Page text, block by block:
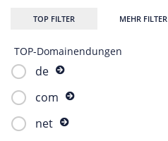
TOP FILTER MEHR FILTER
TOP-Domainendungen
de
com
net